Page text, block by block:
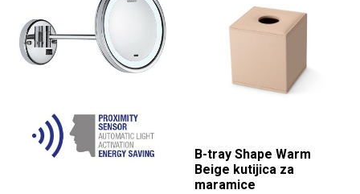
B-tray Shape Warm
Beige kutijica za
maramice